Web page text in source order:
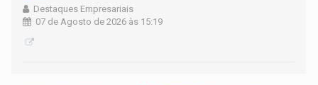
Destaques Empresariais
07 de Agosto de 2026 às 15:19